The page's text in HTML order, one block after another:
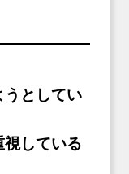
うとしてい
視している